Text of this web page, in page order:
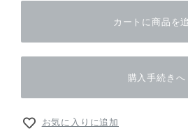
カートに商品を
購入手続きへ
お気に入りに追加